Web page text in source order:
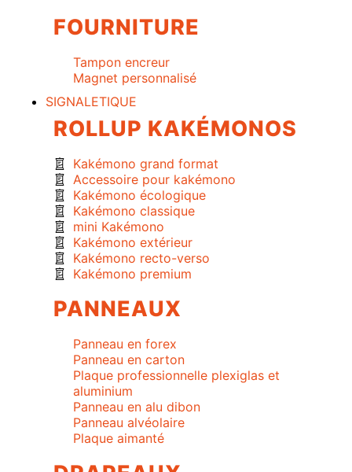
FOURNITURE
Tampon encreur
Magnet personnalisé
SIGNALETIQUE
ROLLUP KAKÉMONOS
Kakémono grand format
Accessoire pour kakémono
Kakémono écologique
Kakémono classique
mini Kakémono
Kakémono extérieur
Kakémono recto-verso
Kakémono premium
PANNEAUX
Panneau en forex
Panneau en carton
Plaque professionnelle plexiglas et
aluminium
Panneau en alu dibon
Panneau alvéolaire
Plaque aimanté